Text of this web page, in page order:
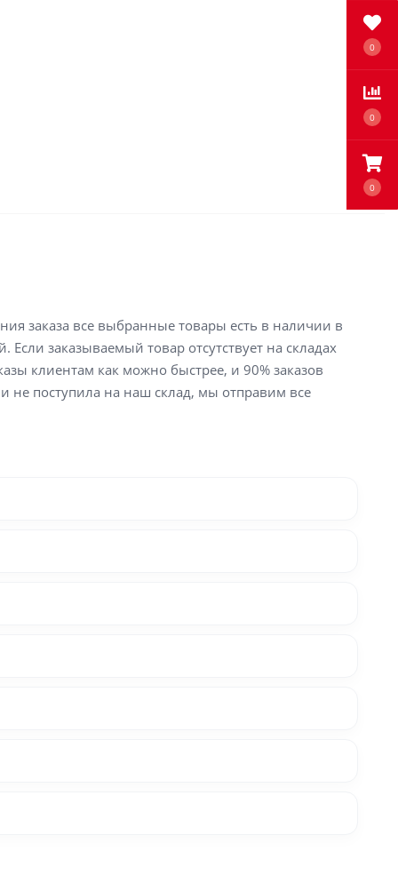
0
0
0
заказа все выбранные товары есть в наличии в
заказываемый товар отсутствует на складах
клиентам как можно быстрее, и 90% заказов
не поступила на наш склад, мы отправим все